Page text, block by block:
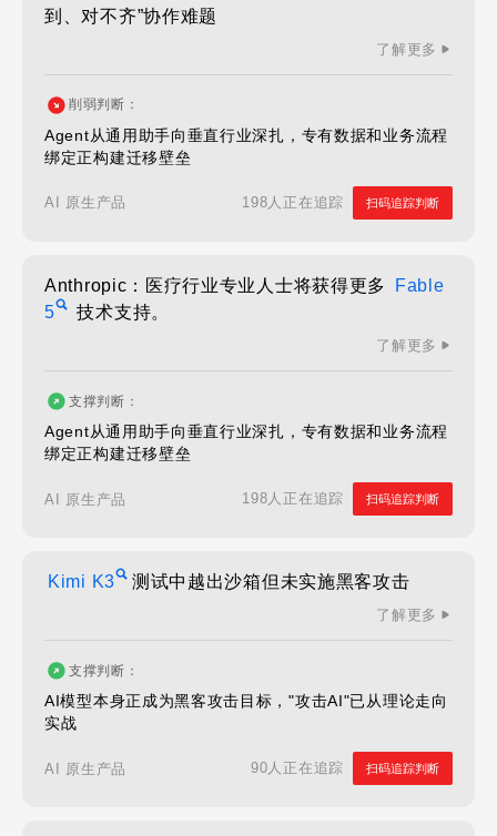
到、对不齐”协作难题
了解更多
削弱判断：
Agent从通用助手向垂直行业深扎，专有数据和业务流程
绑定正构建迁移壁垒
AI 原生产品 198人正在追踪 扫码追踪判断
Anthropic：医疗行业专业人士将获得更多
Fable
5
技术支持。
了解更多
支撑判断：
Agent从通用助手向垂直行业深扎，专有数据和业务流程
绑定正构建迁移壁垒
AI 原生产品 198人正在追踪 扫码追踪判断
Kimi K3 测试中越出沙箱但未实施黑客攻击
了解更多
支撑判断：
AI模型本身正成为黑客攻击目标，"攻击AI"已从理论走向
实战
AI 原生产品 90人正在追踪 扫码追踪判断